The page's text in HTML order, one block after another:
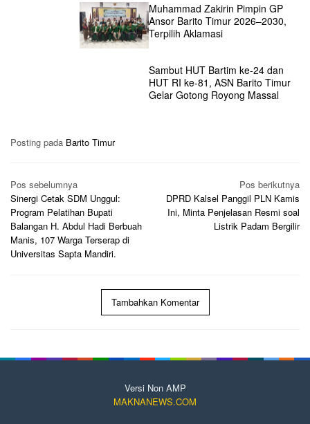
Muhammad Zakirin Pimpin GP
Ansor Barito Timur 2026–2030,
Terpilih Aklamasi
Sambut HUT Bartim ke-24 dan
HUT RI ke-81, ASN Barito Timur
Gelar Gotong Royong Massal
Posting pada Barito Timur
Navigasi
pos
Pos sebelumnya
Sinergi Cetak SDM Unggul:
Program Pelatihan Bupati
Balangan H. Abdul Hadi Berbuah
Manis, 107 Warga Terserap di
Universitas Sapta Mandiri.
Pos berikutnya
DPRD Kalsel Panggil PLN Kamis
Ini, Minta Penjelasan Resmi soal
Listrik Padam Bergilir
Tambahkan Komentar
Versi Non AMP
MAKNANEWS.COM